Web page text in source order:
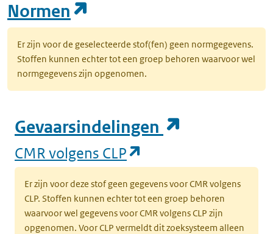
Normen
Er zijn voor de geselecteerde stof(fen) geen normgegevens.
Stoffen kunnen echter tot een groep behoren waarvoor wel
normgegevens zijn opgenomen.
Gevaarsindelingen
CMR volgens CLP
Er zijn voor deze stof geen gegevens voor CMR volgens
CLP. Stoffen kunnen echter tot een groep behoren
waarvoor wel gegevens voor CMR volgens CLP zijn
opgenomen. Voor CLP vermeldt dit zoeksysteem alleen